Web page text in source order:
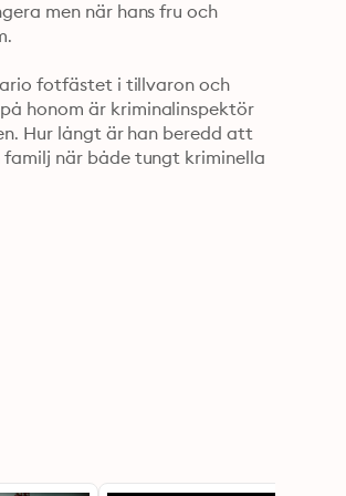
men när hans fru och
fotfästet i tillvaron och
honom är kriminalinspektör
Hur långt är han beredd att
när både tungt kriminella
och brinnande hämndbegär